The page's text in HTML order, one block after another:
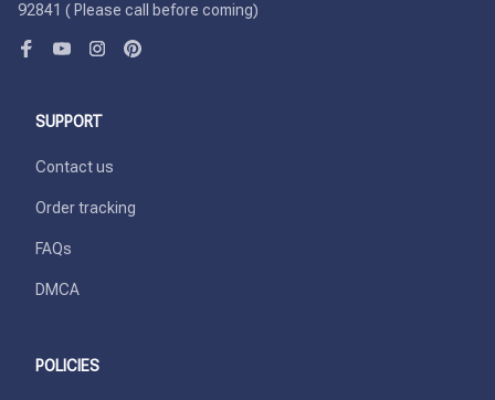
92841 ( Please call before coming)
SUPPORT
Contact us
Order tracking
FAQs
DMCA
POLICIES